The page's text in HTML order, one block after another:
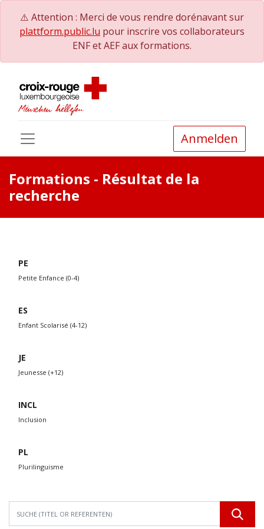
⚠️ Attention : Merci de vous rendre dorénavant sur
plattform.public.lu pour inscrire vos collaborateurs
ENF et AEF aux formations.
Anmelden
Formations - Résultat de la
recherche
PE
Petite Enfance (0-4)
ES
Enfant Scolarisé (4-12)
JE
Jeunesse (+12)
INCL
Inclusion
PL
Plurilinguisme